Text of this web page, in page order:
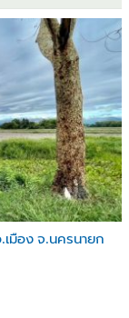
เมือง จ.นครนายก